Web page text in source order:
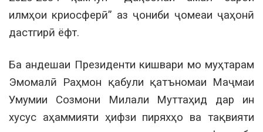
илмҳои криосферӣ” аз ҷониби ҷомеаи ҷаҳонӣ
дастгирӣ ёфт.
Ба андешаи Президенти кишвари мо муҳтарам
Эмомалӣ Раҳмон қабули қатъномаи Маҷмаи
Умумии Созмони Милали Муттаҳид дар ин
хусус аҳаммияти ҳифзи пиряхҳо ва тақвияти